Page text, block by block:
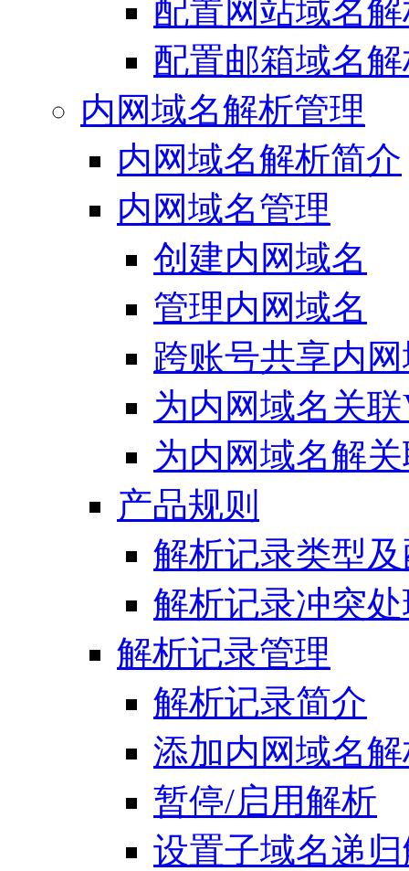
配置网站域名
配置邮箱域名
内网域名解析管理
内网域名解析简介
内网域名管理
创建内网域名
管理内网域名
跨账号共享内
为内网域名关
为内网域名解
产品规则
解析记录类型
解析记录冲突
解析记录管理
解析记录简介
添加内网域名
暂停/启用解析
设置子域名递